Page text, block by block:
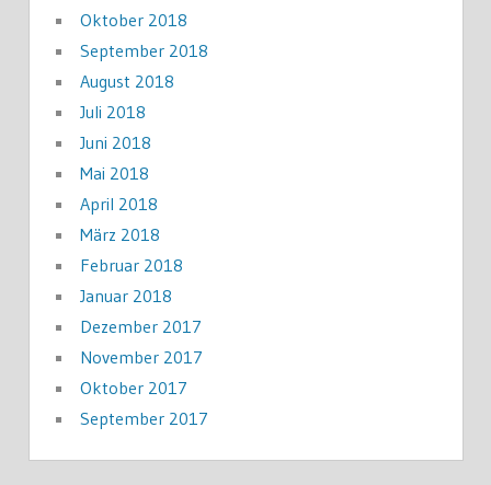
Oktober 2018
September 2018
August 2018
Juli 2018
Juni 2018
Mai 2018
April 2018
März 2018
Februar 2018
Januar 2018
Dezember 2017
November 2017
Oktober 2017
September 2017